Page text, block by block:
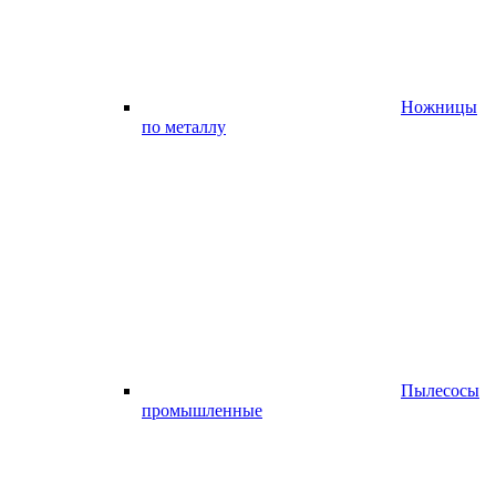
Ножницы
по металлу
Пылесосы
промышленные